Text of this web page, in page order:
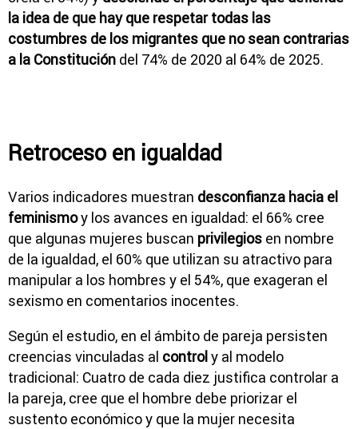
la idea de que hay que respetar todas las
costumbres de los migrantes que no sean contrarias
a la Constitución del 74% de 2020 al 64% de 2025.
Retroceso en igualdad
Varios indicadores muestran desconfianza hacia el
feminismoy los avances en igualdad: el 66% cree
que algunas mujeres buscan privilegios en nombre
de la igualdad, el 60% que utilizan su atractivo para
manipular a los hombres y el 54%, que exageran el
sexismo en comentarios inocentes.
Según el estudio, en el ámbito de pareja persisten
creencias vinculadas al controly al modelo
tradicional: Cuatro de cada diez justifica controlar a
la pareja, cree que el hombre debe priorizar el
sustento económico y que la mujer necesita